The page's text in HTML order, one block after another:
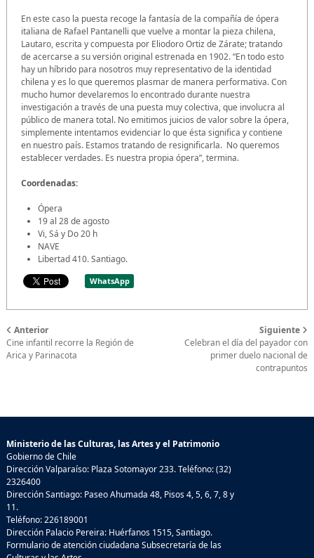
En este caso la puesta recoge la fantasía de la compañía de ópera
italiana de Rafael Pantanelli que vuelve a montar la pieza chilena,
Lautaro, escrita y compuesta por Eliodoro Ortiz de Zárate; tratando
de acercarse a su versión original estrenada en 1902. “En todo esto
hay un híbrido para nosotros muy representativo de la identidad
chilena y es lo que queremos plasmar de manera performativa. Con
mucho humor develaremos lo encontrado durante nuestra
investigación a través de una puesta muy colectiva, que involucra al
público de manera total. No emitimos juicios de valor sobre la ópera,
simplemente intentamos evidenciar lo que ésta significa y contiene
en nuestro país. Estamos tratando de resignificarla. No queremos
establecer verdades. Es nuestra propia ópera”, termina.
Coordenadas:
Ópera
19 al 28 de agosto
Vi, Sá y Do 20 h
NAVE
Libertad 410. Santiago.
WhatsApp
Anterior
Cine infantil recorre la Región de
Arica y Parinacota
Siguiente
Celebran el día del payador con
primer duelo nacional de
contrapuntos
Ministerio de las Culturas, las Artes y el Patrimonio
Gobierno de Chile
Dirección Valparaíso: Plaza Sotomayor 233. Teléfono: (32)
2326400
Dirección Santiago: Paseo Ahumada 48, Pisos 4, 5, 6, 7, 8 y
11.
Teléfono: 226189001
Dirección Palacio Pereira: Huérfanos 1515, Santiago.
Formulario de atención ciudadana Subsecretaría de las